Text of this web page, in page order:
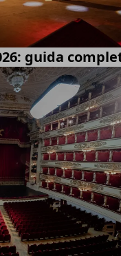
guida